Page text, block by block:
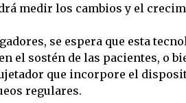
medir los cambios y el
se espera que esta
el sostén de las pacientes, o
que incorpore el
regulares.